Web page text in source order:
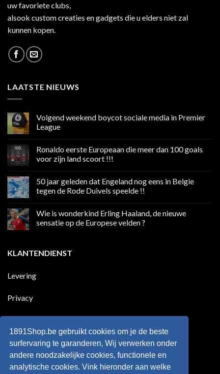
uw favoriete clubs,
alsook custom creaties en gadgets die u elders niet zal
kunnen kopen.
LAATSTE NIEUWS
Volgend weekend boycot sociale media in Premier
League
op
weekend
media
in
Premier
Ronaldo eerste Europeaan die meer dan 100 goals
voor zijn land scoort !!!
op
Ronaldo
eerste
meer
100
land
scoort
50 jaar geleden dat Engeland nog eens in Belgie
tegen de Rode Duivels speelde !!
op
jaar
nog
eens
tegen
Wie is wonderkind Erling Haaland, de nieuwe
sensatie op de Europese velden ?
Wie
is
Haaland,
Europese
KLANTENDIENST
Levering
Privacy
Retourneren
Algemene voorwaarden
1891Shop.be gebruikt cookies om je de beste
surfervaring te garanderen, Wij verwerken onder
andere noodzakelijke cookies, functionele en
analytische cookies. Vink hieronder aan welke